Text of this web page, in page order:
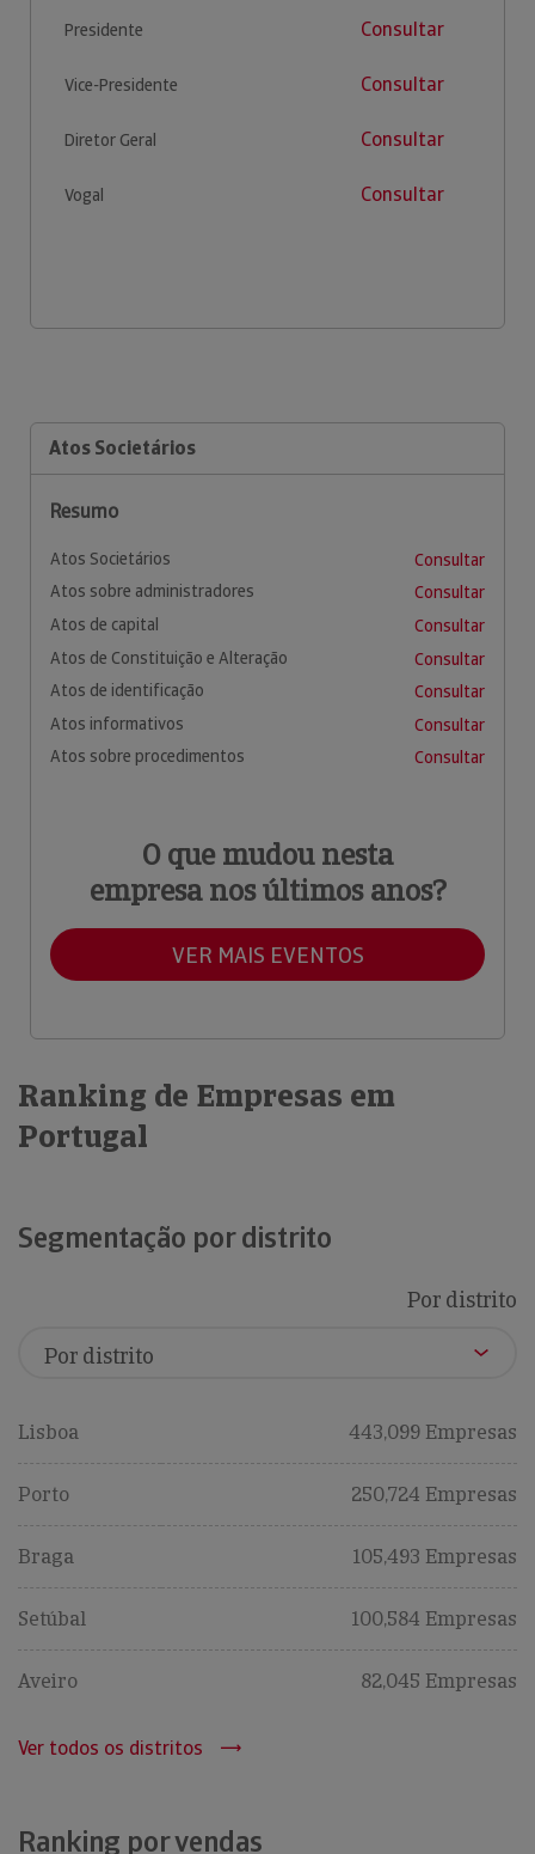
Presidente Consultar
Vice-Presidente Consultar
Diretor Geral Consultar
Vogal Consultar
Atos Societários
Resumo
Atos Societários
Consultar
Atos sobre administradores
Consultar
Atos de capital
Consultar
Atos de Constituição e Alteração
Consultar
Atos de identificação
Consultar
Atos informativos
Consultar
Atos sobre procedimentos
Consultar
O que mudou nesta
empresa nos últimos anos?
VER MAIS EVENTOS
Ranking de Empresas em
Portugal
Segmentação por distrito
Por distrito
Lisboa 443,099 Empresas
Porto 250,724 Empresas
Braga 105,493 Empresas
Setúbal 100,584 Empresas
Aveiro 82,045 Empresas
Ver todos os distritos
Ranking por vendas